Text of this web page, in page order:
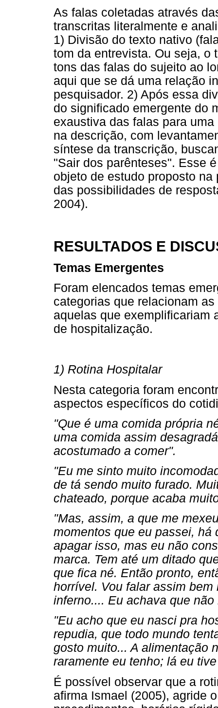
As falas coletadas através
transcritas literalmente e
1) Divisão do texto nativo
tom da entrevista. Ou seja, o
tons das falas do sujeito ao
aqui que se dá uma relação
pesquisador. 2) Após essa
do significado emergente do
exaustiva das falas para
na descrição, com
síntese da transcrição,
"Sair dos parênteses". Esse
objeto de estudo proposto
das possibilidades de
2004).
RESULTADOS E
Temas Emergentes
Foram elencados temas
categorias que relacionam
aquelas que exemplificariam
de hospitalização.
1) Rotina Hospitalar
Nesta categoria foram
aspectos específicos do
"Que é uma comida própria
uma comida assim
acostumado a comer".
"Eu me sinto muito
de tá sendo muito furado.
chateado, porque acaba
"Mas, assim, a que me
momentos que eu passei, há
apagar isso, mas eu não
marca. Tem até um ditado
que fica né. Então pronto,
horrível. Vou falar assim
inferno.... Eu achava que
"Eu acho que eu nasci pra
repudia, que todo mundo
gosto muito... A alimentação
raramente eu tenho; lá eu
É possível observar que a
afirma Ismael (2005), agride